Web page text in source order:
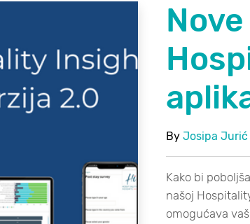
By Josipa Jurić
Kako bi
našoj
omogućava